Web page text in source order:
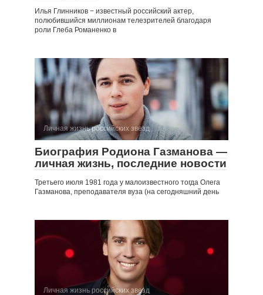
Илья Глинников − известный российский актер,
полюбившийся миллионам телезрителей благодаря
роли Глеба Романенко в
Личная жизнь российских звезд
Биография Родиона Газманова —
личная жизнь, последние новости
Третьего июля 1981 года у малоизвестного тогда Олега
Газманова, преподавателя вуза (на сегодняшний день
Личная жизнь российских звезд